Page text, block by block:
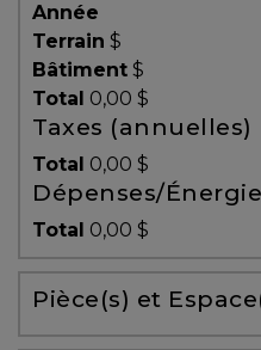
Blogue
ACHAT
Alerte
immobilière
Avec
un
Année
Terrain $
Bâtiment $
Total 0,00 $
Taxes (annuelles)
Total 0,00 $
Dépenses/
Total 0,00 $
Pièce(s) et